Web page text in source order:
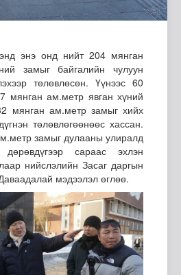
энэ онд нийт 204 мянган
замыг байгалийн чулуун
төлөвлөсөн. Үүнээс 60
мянган ам.метр явган хүний
мянган ам.метр замыг хийх
төлөвлөгөөнөөс хассан.
замыг дулааны улиралд
сараас эхлэн
нийслэлийн Засаг даргын
мэдээлэл өглөө.